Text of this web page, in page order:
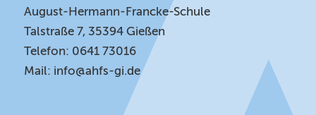
August-Hermann-Francke-Schule
Talstraße 7, 35394 Gießen
Telefon: 0641 73016
Mail: info@ahfs-gi.de